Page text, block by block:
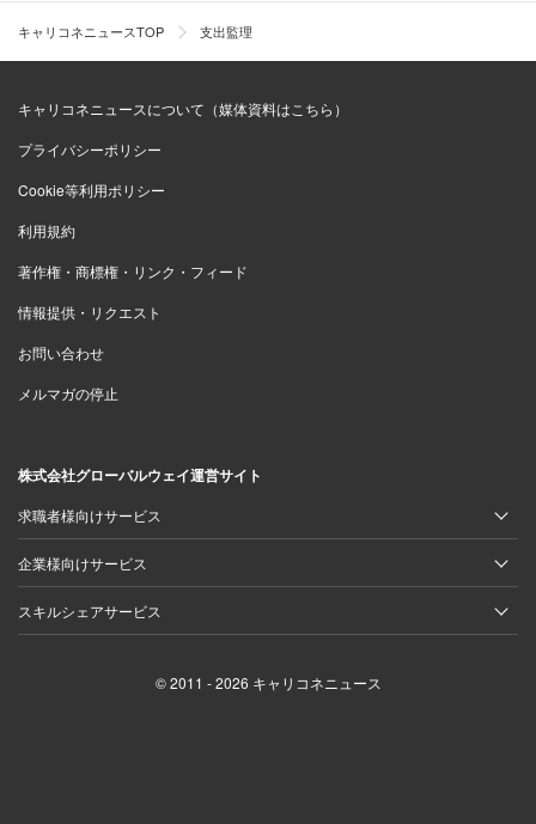
キャリコネニュースTOP 支出監理
キャリコネニュースについて（媒体資料はこちら）
プライバシーポリシー
Cookie等利用ポリシー
利用規約
著作権・商標権・リンク・フィード
情報提供・リクエスト
お問い合わせ
メルマガの停止
株式会社グローバルウェイ運営サイト
求職者様向けサービス
企業様向けサービス
スキルシェアサービス
© 2011 - 2026 キャリコネニュース